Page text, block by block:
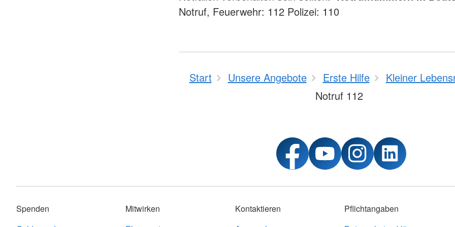
Notruf, Feuerwehr: 112 Polizei: 110
Start Unsere Angebote Erste Hilfe
Kleiner
Notruf 112
Spenden
Mitwirken
Kontaktieren
Pflichtangaben